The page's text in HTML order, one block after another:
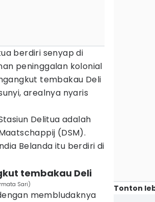
berdiri senyap di
peninggalan kolonial
tembakau Deli
arealnya nyaris
Delitua adalah
(DSM).
Belanda itu berdiri di
tembakau Deli
Sari)
membludaknya
Tonton